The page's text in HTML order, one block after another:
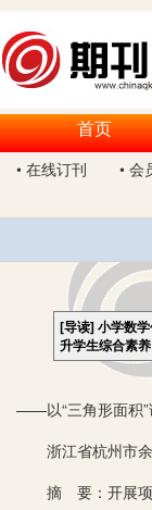
首页
• 在线订刊 • 会
[导读]小学数
升学生综合素
——以“三角形面积”
浙江省杭州市余
摘 要：开展项目